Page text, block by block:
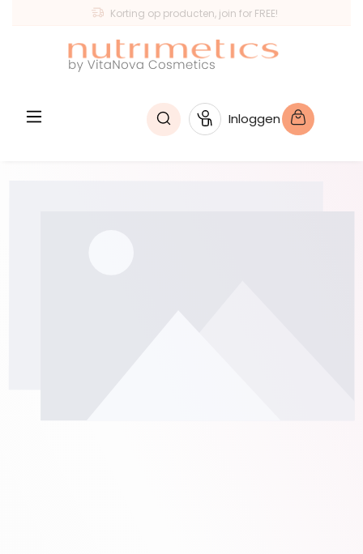
Korting op producten, join for FREE!
Inloggen